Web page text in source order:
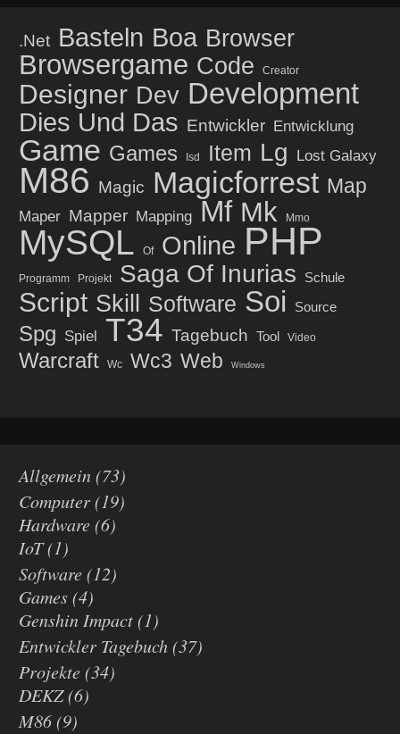
.net Basteln Boa Browser
Browsergame Code Creator
Designer Dev Development
Dies Und Das Entwickler Entwicklung
Game Games Isd Item Lg Lost Galaxy
M86 Magic Magicforrest Map
Maper Mapper Mapping Mf Mk Mmo
MySQL Of Online PHP
Programm Projekt Saga Of Inurias Schule
Script Skill Software Soi Source
Spg Spiel T34 Tagebuch Tool Video
Warcraft Wc Wc3 Web Windows
Allgemein(73)
Computer(19)
Hardware(6)
IoT(1)
Software(12)
Games(4)
Genshin Impact(1)
Entwickler Tagebuch(37)
Projekte(34)
DEKZ(6)
M86(9)